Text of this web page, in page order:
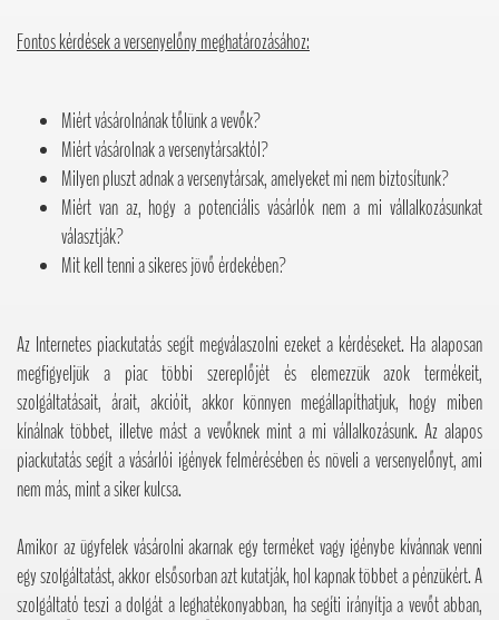
Fontos kérdések a versenyelőny meghatározásához:
Miért vásárolnának tőlünk a vevők?
Miért vásárolnak a versenytársaktól?
Milyen pluszt adnak a versenytársak, amelyeket mi nem biztosítunk?
Miért van az, hogy a potenciális vásárlók nem a mi vállalkozásunkat
választják?
Mit kell tenni a sikeres jövő érdekében?
Az Internetes piackutatás segít megválaszolni ezeket a kérdéseket. Ha alaposan
megfigyeljük a piac többi szereplőjét és elemezzük azok termékeit,
szolgáltatásait, árait, akcióit, akkor könnyen megállapíthatjuk, hogy miben
kínálnak többet, illetve mást a vevőknek mint a mi vállalkozásunk. Az alapos
piackutatás segít a vásárlói igények felmérésében és növeli a versenyelőnyt, ami
nem más, mint a siker kulcsa.
Amikor az ügyfelek vásárolni akarnak egy terméket vagy igénybe kívánnak venni
egy szolgáltatást, akkor elsősorban azt kutatják, hol kapnak többet a pénzükért. A
szolgáltató teszi a dolgát a leghatékonyabban, ha segíti irányítja a vevőt abban,